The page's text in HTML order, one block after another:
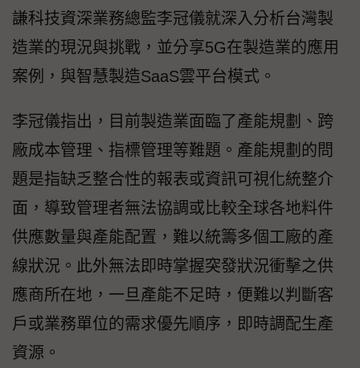
謙科技資深業務總監李冠儀就深入分析台灣製
造業的現況與挑戰，並分享5G在製造業的應用
案例，與智慧製造SaaS雲平台模式。
李冠儀指出，目前製造業面臨了產能規劃、跨
廠成本管理、指標管理等難題。產能規劃的問
題是指缺乏整合性的報表或資訊可視化統整介
面，導致管理者無法協調或比較全球各地料件
供應數量與產能配置，難以統籌多個工廠的產
線狀況。此外無法即時掌握突發狀況衝擊之供
應商所在地，一旦產能不足時，便難以判斷客
戶或業務單位的需求優先順序，即時調配生產
資源。